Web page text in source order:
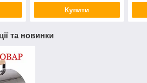
Купити
та новинки